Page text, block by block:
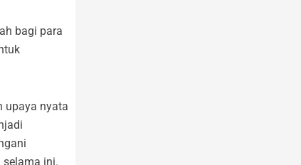
bagi para
upaya nyata
selama ini.